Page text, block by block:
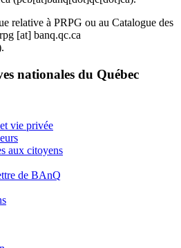
relative à PRPG ou au Catalogue des
[at] banq.qc.ca
.
nationales du Québec
vie privée
aux citoyens
de BAnQ